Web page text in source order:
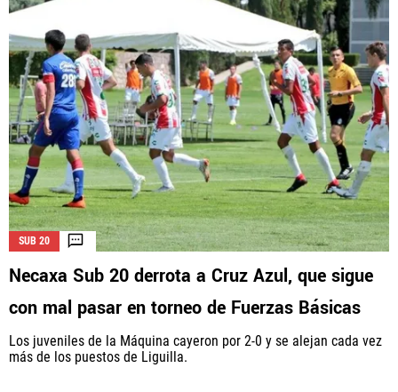
SUB 20
Necaxa Sub 20 derrota a Cruz Azul, que sigue
con mal pasar en torneo de Fuerzas Básicas
Los juveniles de la Máquina cayeron por 2-0 y se alejan cada vez
más de los puestos de Liguilla.